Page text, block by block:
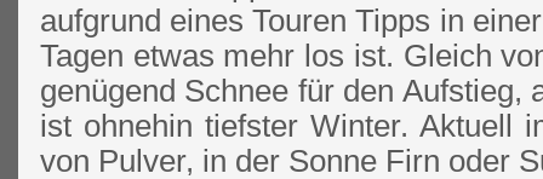
aufgrund eines Touren Tipps in
Tagen etwas mehr los ist. Gleich
genügend Schnee für den Aufstieg,
ist ohnehin tiefster Winter. Aktuell
von Pulver, in der Sonne Firn oder